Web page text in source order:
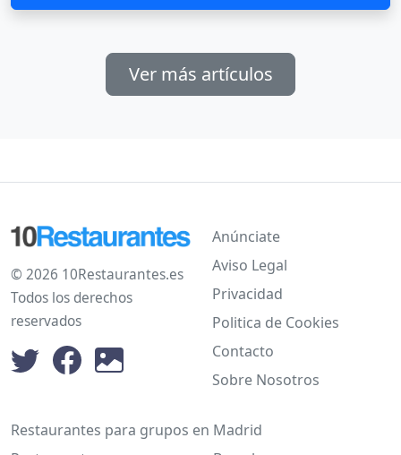
Ver más artículos
© 2026 10Restaurantes.es
Todos los derechos
reservados
Anúnciate
Aviso Legal
Privacidad
Politica de Cookies
Contacto
Sobre Nosotros
Restaurantes para grupos en Madrid